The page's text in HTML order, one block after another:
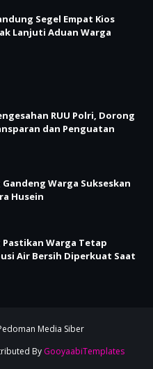
Segel Empat Kios
Lanjuti Aduan Warga
RUU Polri, Dorong
dan Penguatan
Warga Sukseskan
Husein
Warga Tetap
Air Bersih Diperkuat Saat
Media Siber
By GooyaabiTemplates